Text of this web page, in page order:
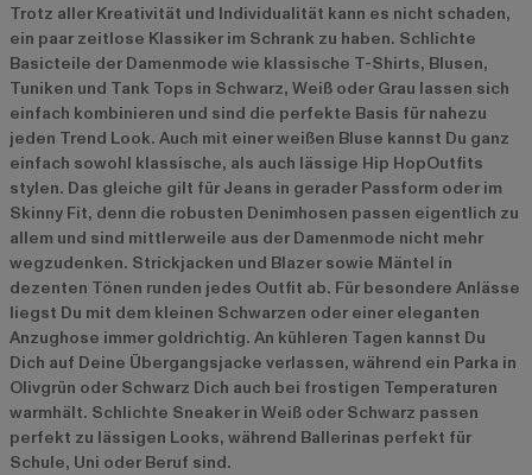
Trotz aller Kreativität und Individualität kann es nicht schaden,
ein paar zeitlose Klassiker im Schrank zu haben. Schlichte
Basicteile der Damenmode wie klassische T-Shirts, Blusen,
Tuniken und Tank Tops in Schwarz, Weiß oder Grau lassen sich
einfach kombinieren und sind die perfekte Basis für nahezu
jeden Trend Look. Auch mit einer weißen Bluse kannst Du ganz
einfach sowohl klassische, als auch lässige Hip HopOutfits
stylen. Das gleiche gilt für Jeans in gerader Passform oder im
Skinny Fit, denn die robusten Denimhosen passen eigentlich zu
allem und sind mittlerweile aus der Damenmode nicht mehr
wegzudenken. Strickjacken und Blazer sowie Mäntel in
dezenten Tönen runden jedes Outfit ab. Für besondere Anlässe
liegst Du mit dem kleinen Schwarzen oder einer eleganten
Anzughose immer goldrichtig. An kühleren Tagen kannst Du
Dich auf Deine Übergangsjacke verlassen, während ein Parka in
Olivgrün oder Schwarz Dich auch bei frostigen Temperaturen
warmhält. Schlichte Sneaker in Weiß oder Schwarz passen
perfekt zu lässigen Looks, während Ballerinas perfekt für
Schule, Uni oder Beruf sind.